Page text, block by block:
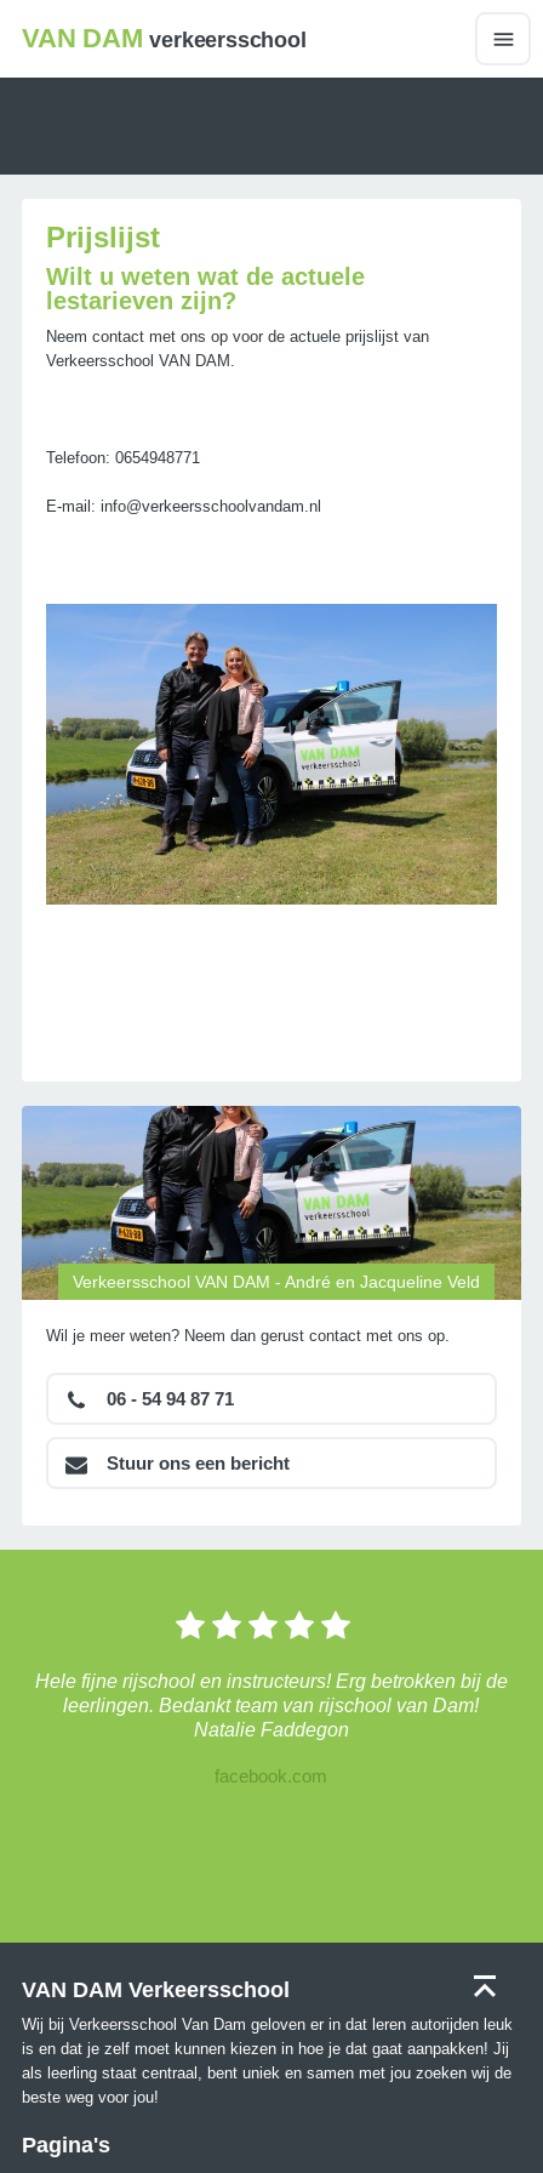
VAN DAMverkeersschool
Prijslijst
Wilt u weten wat de actuele
lestarieven zijn?
Neem contact met ons op voor de actuele prijslijst van
Verkeersschool VAN DAM.
Telefoon: 0654948771
E-mail: info@verkeersschoolvandam.nl
Verkeersschool VAN DAM - André en Jacqueline Veld
Wil je meer weten? Neem dan gerust contact met ons op.
06 - 54 94 87 71
Stuur ons een bericht
Hele fijne rijschool en instructeurs! Erg betrokken bij de
leerlingen. Bedankt team van rijschool van Dam!
Natalie Faddegon
facebook.com
VAN DAM Verkeersschool
Wij bij Verkeersschool Van Dam geloven er in dat leren autorijden leuk
is en dat je zelf moet kunnen kiezen in hoe je dat gaat aanpakken! Jij
als leerling staat centraal, bent uniek en samen met jou zoeken wij de
beste weg voor jou!
Pagina's